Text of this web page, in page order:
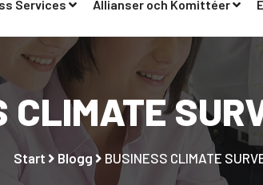
Services Allianser och Komittéer
CLIMATE
Start Blogg BUSINESS CLIMATE